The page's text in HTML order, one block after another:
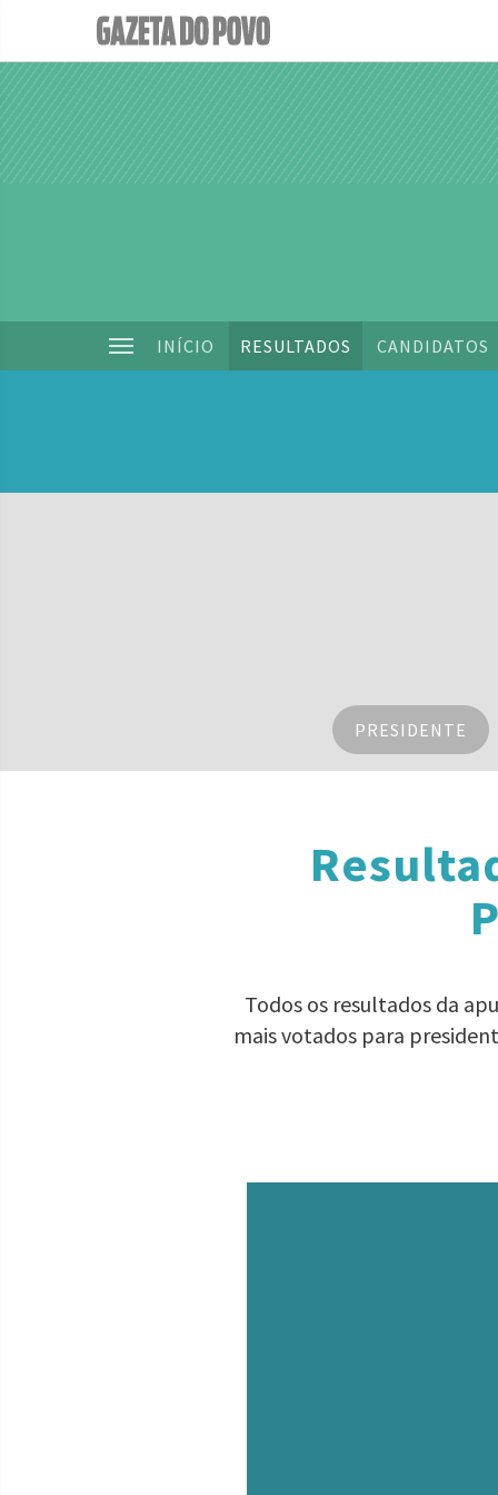
INÍCIO RESULTADOS CANDIDATOS
PRESIDENTE
Todos os resultados da
mais votados para